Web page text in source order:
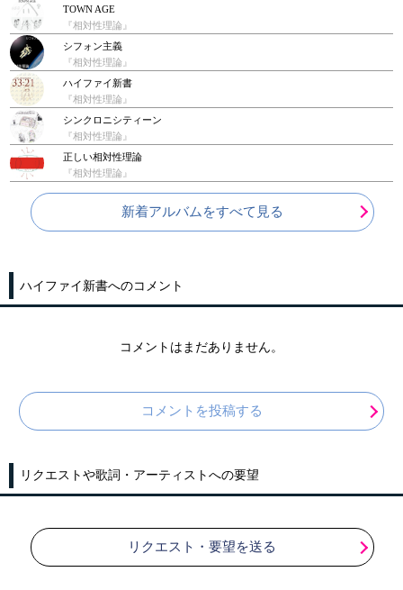
TOWN AGE
『相対性理論』
シフォン主義
『相対性理論』
ハイファイ新書
『相対性理論』
シンクロニシティーン
『相対性理論』
正しい相対性理論
『相対性理論』
新着アルバムをすべて見る
ハイファイ新書へのコメント
コメントはまだありません。
コメントを投稿する
リクエストや歌詞・アーティストへの要望
リクエスト・要望を送る